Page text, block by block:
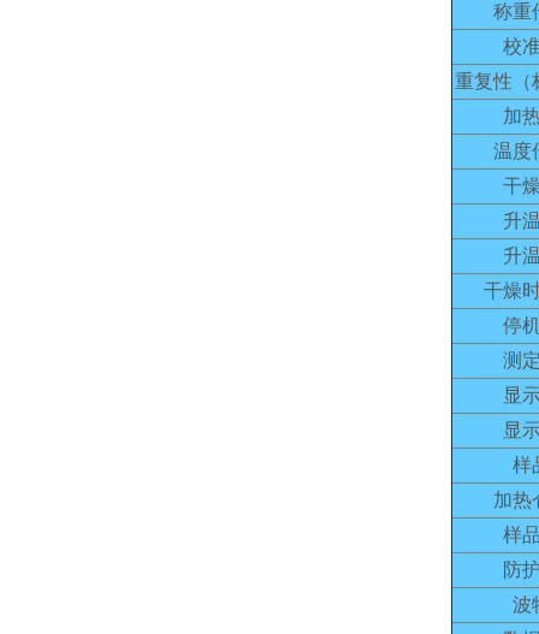
称重
校
重复性（
加
温度
干
升
升
干燥
停
测
显
显
样
加热
样
防
波